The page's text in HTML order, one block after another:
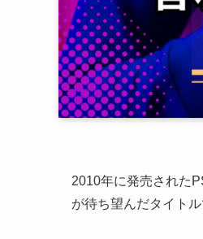
2010年に発売された
が待ち望んだタイトル